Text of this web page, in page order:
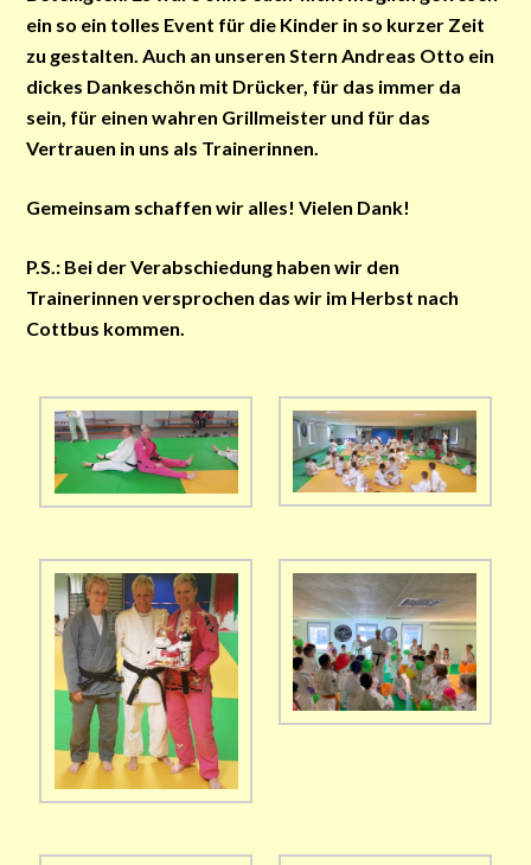
ein so ein tolles Event für die Kinder in so kurzer Zeit
zu gestalten. Auch an unseren Stern Andreas Otto ein
dickes Dankeschön mit Drücker, für das immer da
sein, für einen wahren Grillmeister und für das
Vertrauen in uns als Trainerinnen.
Gemeinsam schaffen wir alles! Vielen Dank!
P.S.: Bei der Verabschiedung haben wir den
Trainerinnen versprochen das wir im Herbst nach
Cottbus kommen.